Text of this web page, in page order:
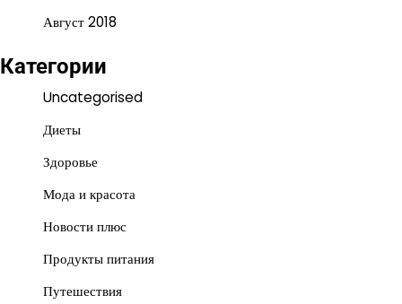
Август 2018
Категории
Uncategorised
Диеты
Здоровье
Мода и красота
Новости плюс
Продукты питания
Путешествия